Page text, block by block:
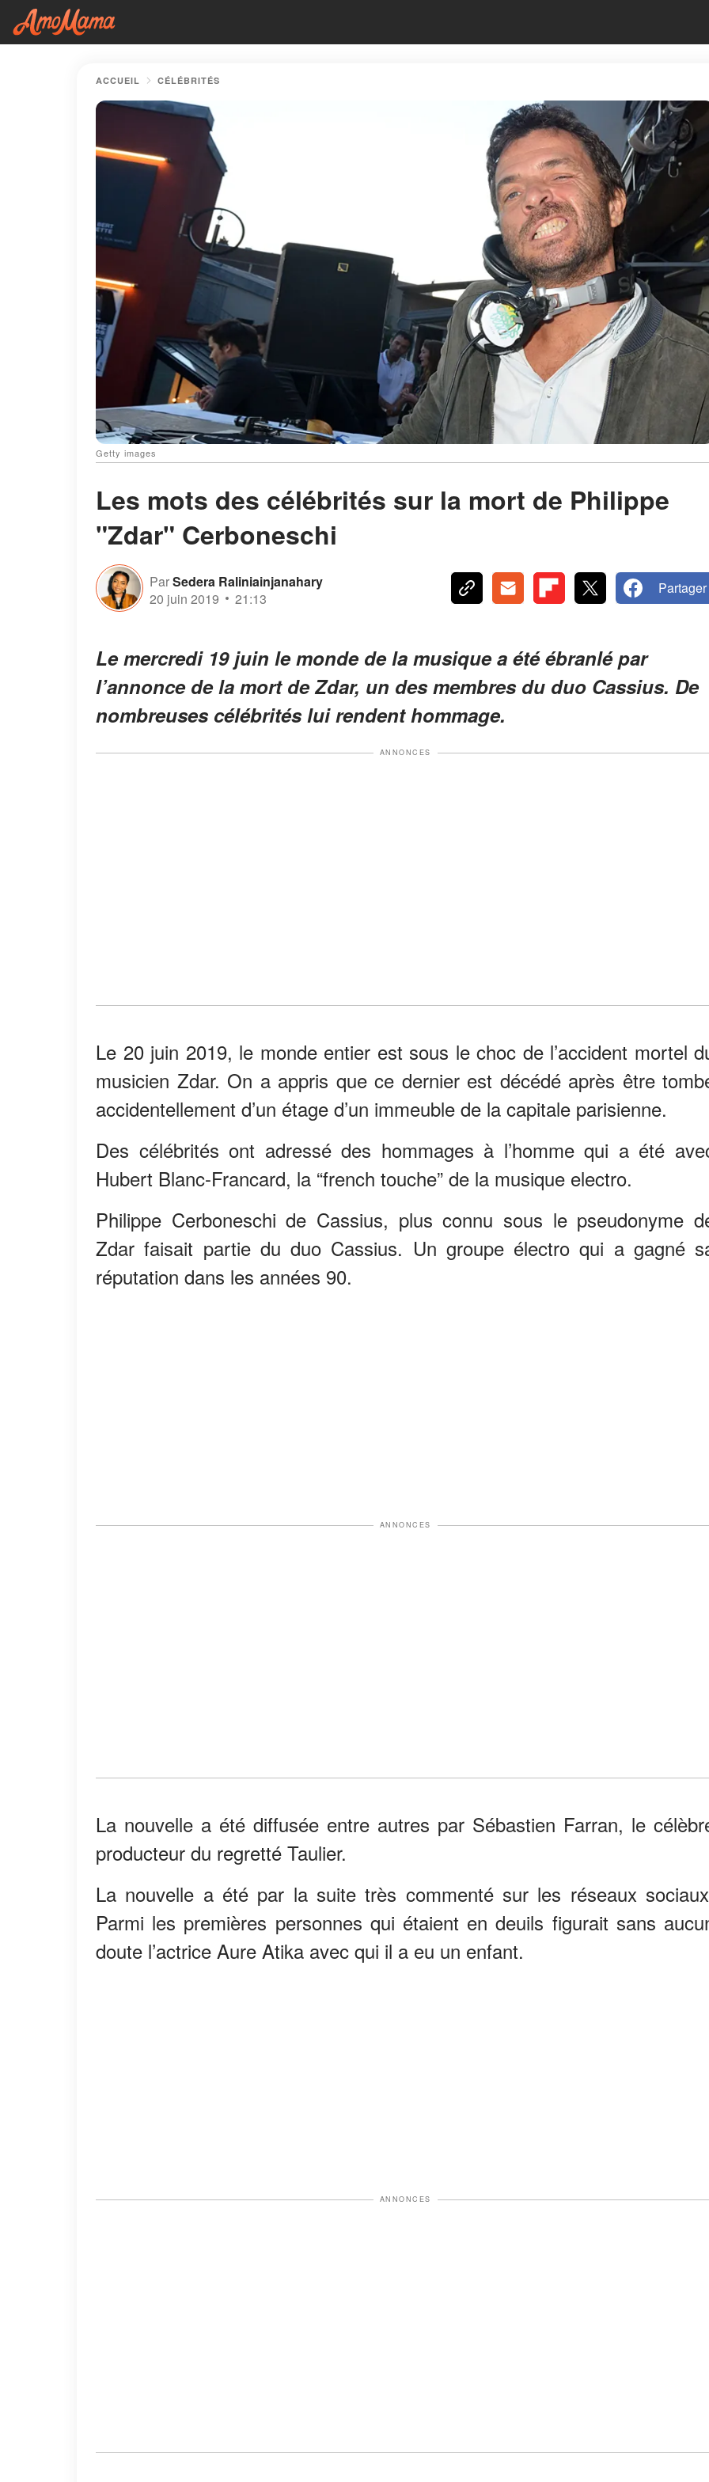
ACCUEIL CÉLÉBRITÉS
Getty images
Les mots des célébrités sur la mort de Philippe
"Zdar" Cerboneschi
ParSedera Raliniainjanahary
20 juin 2019
21:13
Partager
Le mercredi 19 juin le monde de la musique a été ébranlé par
l’annonce de la mort de Zdar, un des membres du duo Cassius. De
nombreuses célébrités lui rendent hommage.
ANNONCES
Le 20 juin 2019, le monde entier est sous le choc de l’accident mortel
musicien Zdar. On a appris que ce dernier est décédé après être
accidentellement d’un étage d’un immeuble de la capitale parisienne.
Des célébrités ont adressé des hommages à l’homme qui a été
Hubert Blanc-Francard, la “french touche” de la musique electro.
Philippe Cerboneschi de Cassius, plus connu sous le pseudonyme
Zdar faisait partie du duo Cassius. Un groupe électro qui a gagné
réputation dans les années 90.
ANNONCES
La nouvelle a été diffusée entre autres par Sébastien Farran, le
producteur du regretté Taulier.
La nouvelle a été par la suite très commenté sur les réseaux
Parmi les premières personnes qui étaient en deuils figurait sans
doute l’actrice Aure Atika avec qui il a eu un enfant.
ANNONCES